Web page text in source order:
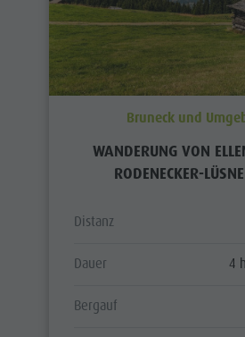
Bruneck und
WANDERUNG VON
RODENECKER-
Distanz
Dauer 4
Bergauf